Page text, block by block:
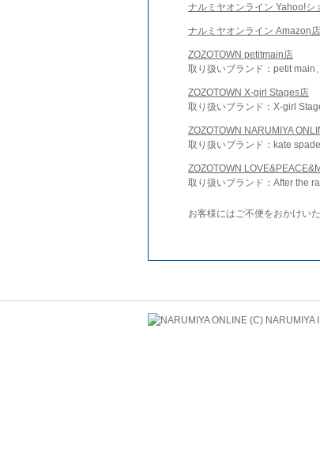
ナルミヤオンライン Yahoo!シ
ナルミヤオンライン Amazon店
ZOZOTOWN petitmain店
取り扱いブランド：petit main
ZOZOTOWN X-girl Stages店
取り扱いブランド：X-girl
ZOZOTOWN NARUMIYA
取り扱いブランド：kate
ZOZOTOWN
取り扱いブランド：After the
お客様にはご不便をおかけい